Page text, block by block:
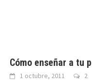
Cómo enseñar a tu
1 octubre, 2011 2